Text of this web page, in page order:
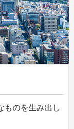
ものを生み出し